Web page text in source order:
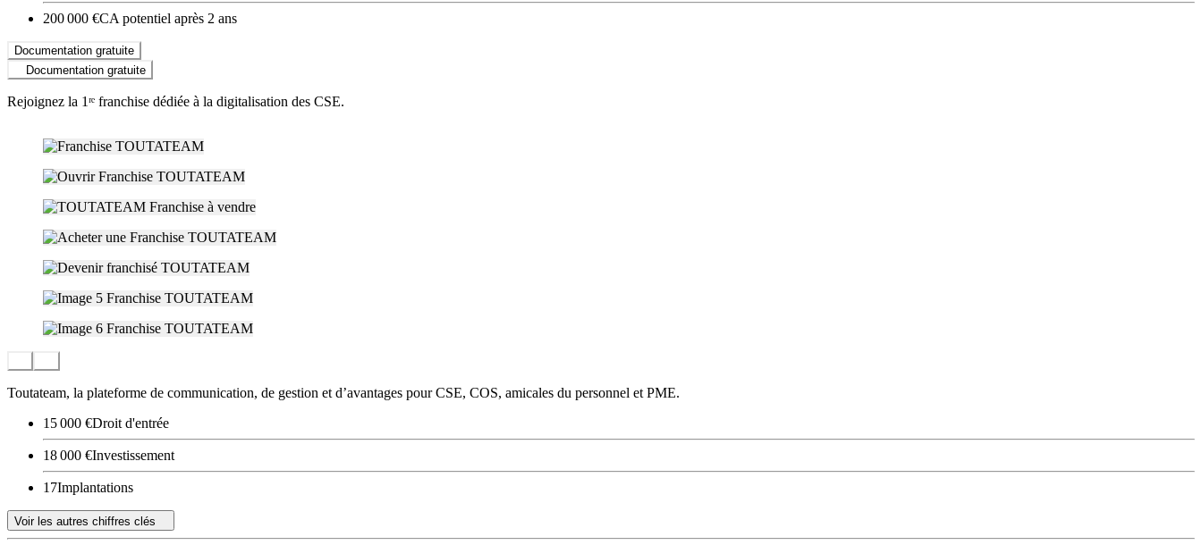
200 000 €CA potentiel après 2 ans
Documentation gratuite
Documentation gratuite
Rejoignez la 1ʳᵉ franchise dédiée à la digitalisation des CSE.
Toutateam, la plateforme de communication, de gestion et d’avantages pour CSE, COS, amicales du personnel et PME.
15 000 €Droit d'entrée
18 000 €Investissement
17Implantations
Voir les autres chiffres clés